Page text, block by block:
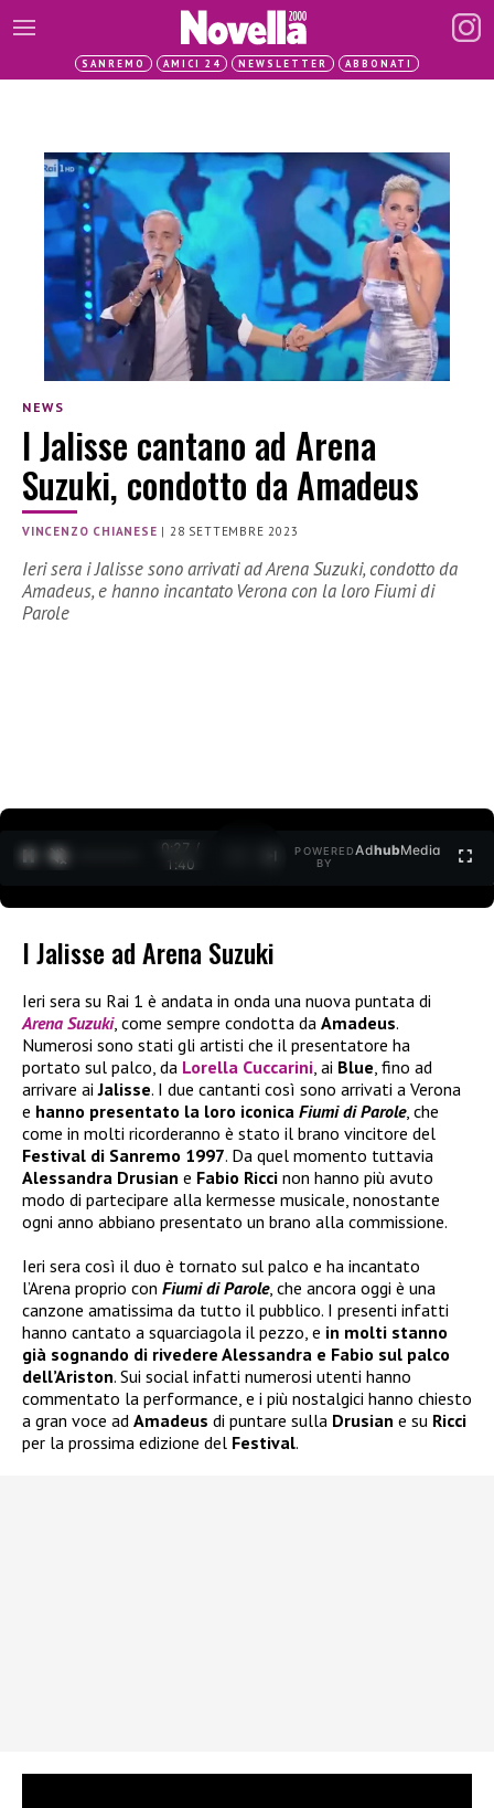
SANREMO AMICI 24 NEWSLETTER ABBONATI
NEWS
I Jalisse cantano ad Arena
Suzuki, condotto da Amadeus
VINCENZO CHIANESE |28 SETTEMBRE 2023
Ieri sera i Jalisse sono arrivati ad Arena Suzuki, condotto da
Amadeus, e hanno incantato Verona con la loro Fiumi di
Parole
0:28 /
1:40
POWERED
BY
AdhubMedia
I Jalisse ad Arena Suzuki
Ieri sera su Rai 1 è andata in onda una nuova puntata di
Arena Suzuki, come sempre condotta da Amadeus.
Numerosi sono stati gli artisti che il presentatore ha
portato sul palco, da Lorella Cuccarini, ai Blue, fino ad
arrivare aiJalisse. I due cantanti così sono arrivati a Verona
e hanno presentato la loro iconica Fiumi di Parole, che
come in molti ricorderanno è stato il brano vincitore del
Festival di Sanremo 1997. Da quel momento tuttavia
Alessandra Drusian e Fabio Ricci non hanno più avuto
modo di partecipare alla kermesse musicale, nonostante
ogni anno abbiano presentato un brano alla commissione.
Ieri sera così il duo è tornato sul palco e ha incantato
l’Arena proprio con Fiumi di Parole, che ancora oggi è una
canzone amatissima da tutto il pubblico. I presenti infatti
hanno cantato a squarciagola il pezzo, e in molti stanno
già sognando di rivedere Alessandra e Fabio sul palco
dell’Ariston. Sui social infatti numerosi utenti hanno
commentato la performance, e i più nostalgici hanno chiesto
a gran voce ad Amadeus di puntare sulla Drusian e su Ricci
per la prossima edizione del Festival.